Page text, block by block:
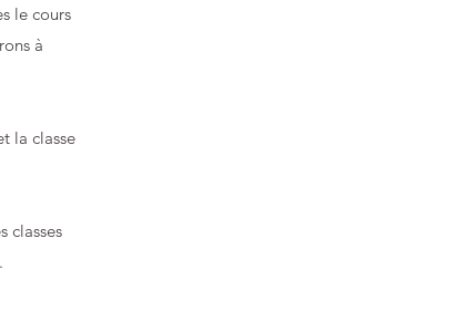
le cours
à
la classe
classes